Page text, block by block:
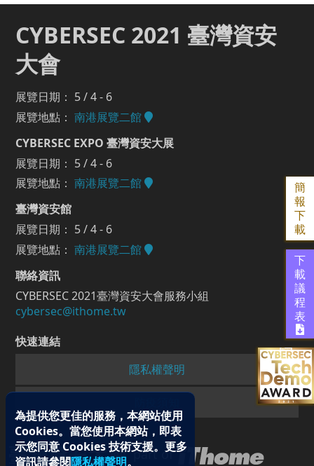
為提供您更佳的服務，本網站使用
Cookies。當您使用本網站，即表
示您同意 Cookies 技術支援。更多
資訊請參閱隱私權聲明。
下
載
議
程
表
簡
報
下
載
CYBERSEC 2021 臺灣資安
大會
展覽日期： 5 / 4 - 6
展覽地點： 南港展覽二館
CYBERSEC EXPO 臺灣資安大展
展覽日期： 5 / 4 - 6
展覽地點： 南港展覽二館
臺灣資安館
展覽日期： 5 / 4 - 6
展覽地點： 南港展覽二館
聯絡資訊
CYBERSEC 2021臺灣資安大會服務小組
cybersec@ithome.tw
快速連結
隱私權聲明
part of